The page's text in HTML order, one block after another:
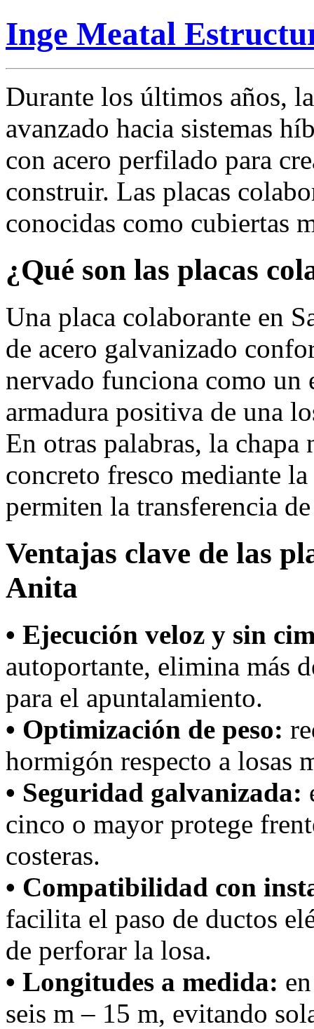
Inge Meatal
Durante los últimos años,
avanzado hacia sistemas
con acero perfilado para
construir. Las placas
conocidas como cubiertas
¿Qué son las placas
Una placa colaborante en
de acero galvanizado
nervado funciona como un
armadura positiva de una
En otras palabras, la
concreto fresco mediante
permiten la transferencia
Ventajas clave de las
Anita
• Ejecución veloz y sin
autoportante, elimina más
para el apuntalamiento.
• Optimización de peso:
hormigón respecto a losas
• Seguridad galvanizada:
cinco o mayor protege
costeras.
• Compatibilidad con
facilita el paso de ductos
de perforar la losa.
• Longitudes a medida:
seis m – 15 m, evitando